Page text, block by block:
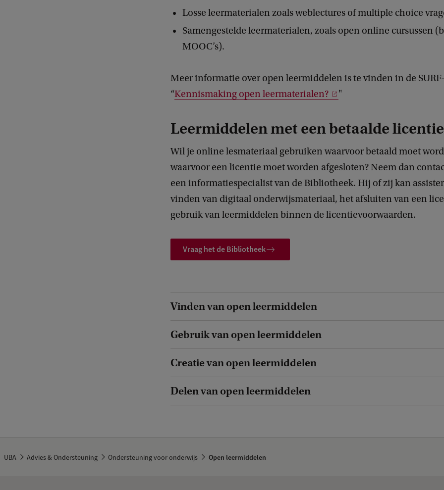
Losse leermaterialen zoals weblectures of multiple choice
Samengestelde leermaterialen, zoals open online cursussen
MOOC’s).
Meer informatie over open leermiddelen is te vinden in de
“Kennismaking open leermaterialen? "
Leermiddelen met een betaalde licentie
Wil je online lesmateriaal gebruiken waarvoor betaald moet
waarvoor een licentie moet worden afgesloten? Neem dan
een informatiespecialist van de Bibliotheek. Hij of zij kan
vinden van digitaal onderwijsmateriaal, het afsluiten van een
gebruik van leermiddelen binnen de licentievoorwaarden.
Vraag het de Bibliotheek
Vinden van open leermiddelen
Gebruik van open leermiddelen
Creatie van open leermiddelen
Delen van open leermiddelen
UBA Advies & Ondersteuning Ondersteuning voor onderwijs Open leermiddelen